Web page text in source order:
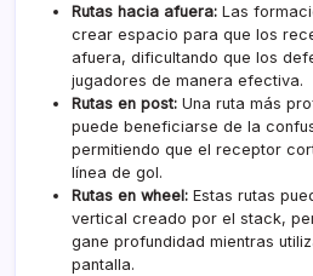
Rutas hacia afuera: Las
crear espacio para que los
afuera, dificultando que los
jugadores de manera efectiva.
Rutas en post: Una ruta más
puede beneficiarse de la
permitiendo que el receptor
línea de gol.
Rutas en wheel: Estas rutas
vertical creado por el stack,
gane profundidad mientras
pantalla.